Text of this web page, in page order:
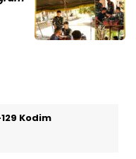
Kodim